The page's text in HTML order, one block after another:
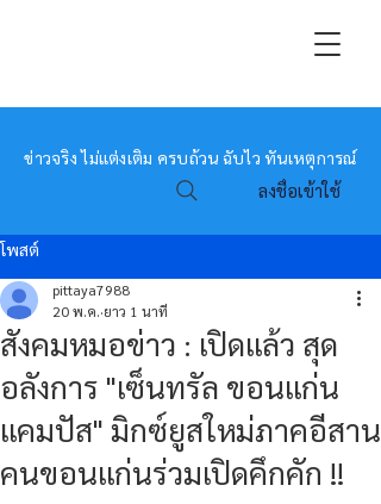
หมอข่าว
ข่าวจริง ไม่แต่งเติม ครบถ้วน ฉับไว ทันเหตุการณ์
ลงชื่อเข้าใช้
โพสต์
สังคมหมอข่าว : เปิดแล้ว สุด
อลังการ "เซ็นทรัล ขอนแก่น
แคมปัส" มิกซ์ยูสใหม่ภาคอีสาน
คนขอนแก่นร่วมเปิดคึกคัก !!
pittaya7988
20 พ.ค. ยาว 1 นาที